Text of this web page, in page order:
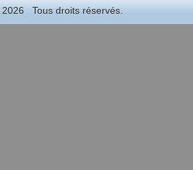
2026 Tous droits réservés.